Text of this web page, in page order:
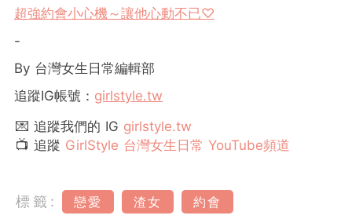
超強約會小心機～讓他心動不已♡
-
By 台灣女生日常編輯部
追蹤IG帳號： girlstyle.tw
💌 追蹤我們的 IG girlstyle.tw
📺 追蹤 GirlStyle 台灣女生日常 YouTube頻道
標籤: 戀愛 渣女
約會